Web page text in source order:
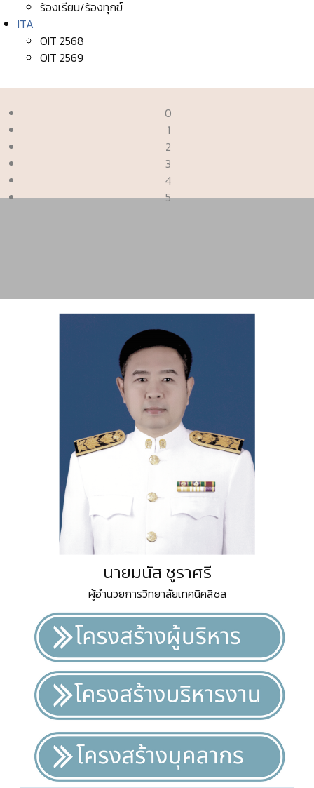
ร้องเรียน/ร้องทุกข์
ITA
OIT 2568
OIT 2569
0
1
2
3
4
5
นายมนัส ชูราศรี
ผู้อำนวยการวิทยาลัยเทคนิคสิชล